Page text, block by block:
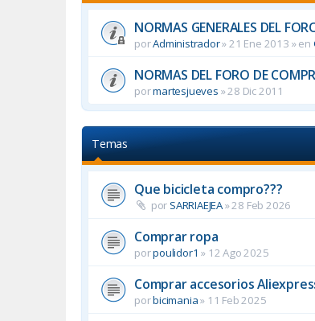
NORMAS GENERALES DEL
porAdministrador»21 Ene 2013 » en
NORMAS DEL FORO DE
pormartesjueves »28 Dic 2011
Temas
Que bicicleta compro???
por SARRIAEJEA»28 Feb 2026
Comprar ropa
porpoulidor1 » 12 Ago 2025
Comprar accesorios
porbicimania» 11 Feb 2025